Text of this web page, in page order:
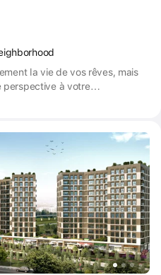
la vie de vos rêves, mais
perspective à votre
Antalya, conçu dans un